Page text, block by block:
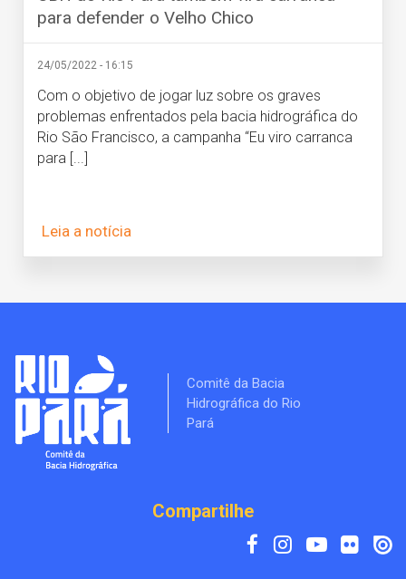
para defender o Velho Chico
24/05/2022 - 16:15
Com o objetivo de jogar luz sobre os graves
problemas enfrentados pela bacia hidrográfica do
Rio São Francisco, a campanha “Eu viro carranca
para [...]
Leia a notícia
Comitê da Bacia
Hidrográfica do Rio
Pará
Compartilhe